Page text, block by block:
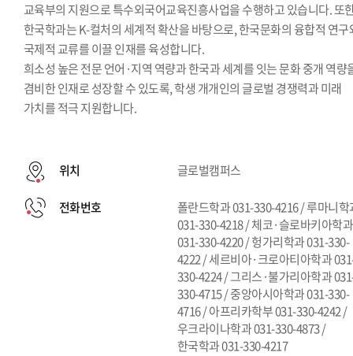
교육부의 지원으로 특수외국어교육진흥사업을 수행하고 있습니다. 또
한국학과는 K-컬처의 세계적 확산을 바탕으로, 한국문화의 융합적 연구
국제적 교류를 이끌 인재를 육성합니다.
희소성 높은 전문 언어·지역 역량과 한국과 세계를 잇는 문화 중개 역량
겸비한 인재로 성장할 수 있도록, 학생 개개인의 글로벌 경쟁력과 미래
가치를 적극 지원합니다.
위치 글로벌캠퍼스
전화번호
폴란드학과 031-330-4216 / 루마니학
031-330-4218 / 체코·슬로바키아학과
031-330-4220 / 헝가리학과 031-330-
4222 / 세르비아·크로아티아학과
330-4224 / 그리스·불가리아학과
330-4715 / 중앙아시아학과 031-330-
4716 / 아프리카학부 031-330-4242 /
우크라이나학과 031-330-4873 /
한국학과 031-330-4217